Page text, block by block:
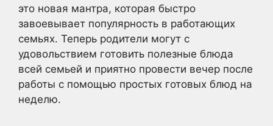
это новая мантра, которая быстро
завоевывает популярность в работающих
семьях. Теперь родители могут с
удовольствием готовить полезные блюда
всей семьей и приятно провести вечер после
работы с помощью простых готовых блюд на
неделю.